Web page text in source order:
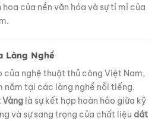
của nền văn hóa và sự tỉ mỉ của
Làng Nghề
của nghệ thuật thủ công Việt Nam,
năm tại các làng nghề nổi tiếng.
là sự kết hợp hoàn hảo giữa kỹ
và sự sang trọng của chất liệu dát